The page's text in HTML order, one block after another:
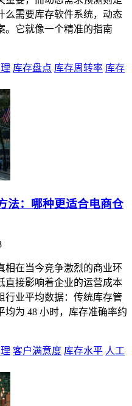
么需要库存软件系统，动态
。它就像一个精准的指南
库存盘点 库存周转率 库存
法：哪种更适合电商仓
相在当今竞争激烈的商业环
直接影响着企业的运营成本
行业平均数据：传统库存管
均为 48 小时，库存准确率约
客户满意度 库存水平 人工